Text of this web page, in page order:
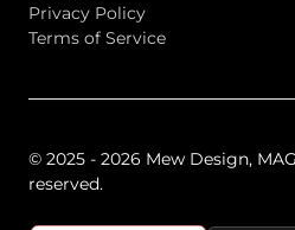
Privacy Policy
Terms of Service
© 2025 - 2026 Mew Design,
reserved.